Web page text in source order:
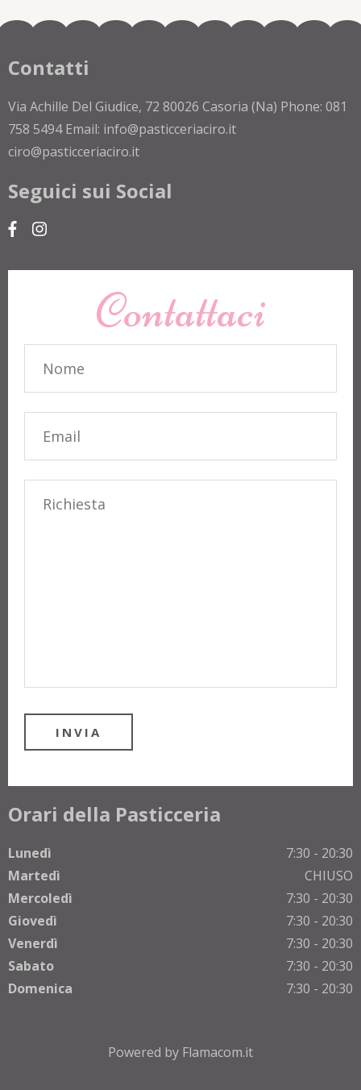
Contatti
Via Achille Del Giudice, 72 80026 Casoria (Na) Phone: 081
758 5494 Email: info@pasticceriaciro.it
ciro@pasticceriaciro.it
Seguici sui Social
Contattaci
Orari della Pasticceria
Lunedì
7:30 - 20:30
Martedì
CHIUSO
Mercoledì
7:30 - 20:30
Giovedì
7:30 - 20:30
Venerdì
7:30 - 20:30
Sabato
7:30 - 20:30
Domenica
7:30 - 20:30
Powered by Flamacom.it